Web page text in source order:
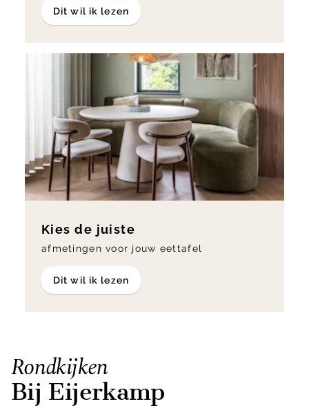
Dit wil ik lezen
Kies de juiste
afmetingen voor jouw eettafel
Dit wil ik lezen
Rondkijken
Bij Eijerkamp